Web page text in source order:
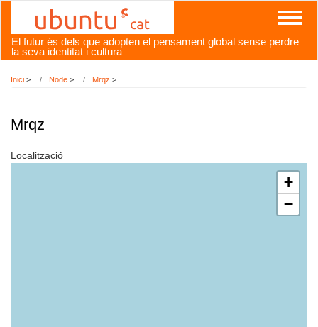
contingut
El futur és dels que adopten el pensament global sense perdre
la seva identitat i cultura
Inici > Node > Mrqz >
Mrqz
Localització
+
−